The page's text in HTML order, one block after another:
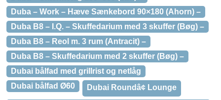
Duba – Work – Hæve Sænkebord 90×180 (Ahorn) –
Duba B8 – I.Q. – Skuffedarium med 3 skuffer (Bøg) –
Duba B8 – Reol m. 3 rum (Antracit) –
Duba B8 – Skuffedarium med 2 skuffer (Bøg) –
Dubai bålfad med grillrist og netlåg
Dubai bålfad Ø60
Dubai Roundâ¢ Lounge